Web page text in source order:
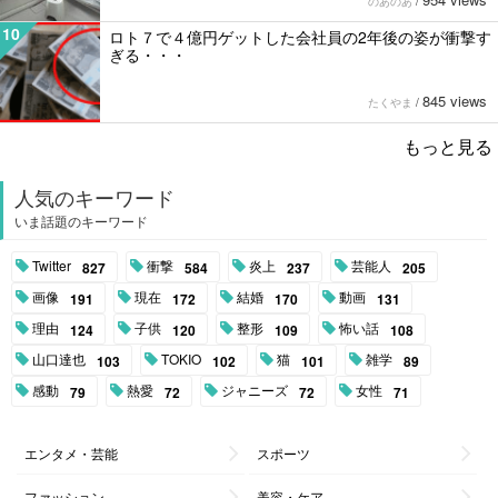
10
ロト７で４億円ゲットした会社員の2年後の姿が衝撃す
ぎる・・・
たくやま / 845 views
もっと見る
人気のキーワード
いま話題のキーワード
Twitter 827 衝撃 584 炎上 237 芸能人 205
画像 191 現在 172 結婚 170 動画 131
理由 124 子供 120 整形 109 怖い話 108
山口達也 103 TOKIO 102 猫 101 雑学 89
感動 79 熱愛 72 ジャニーズ 72 女性 71
エンタメ・芸能 スポーツ